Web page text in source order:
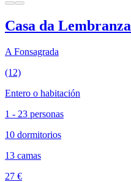
Casa da Lembranza
A Fonsagrada
(12)
Entero o habitación
1 - 23 personas
10 dormitorios
13 camas
27 €